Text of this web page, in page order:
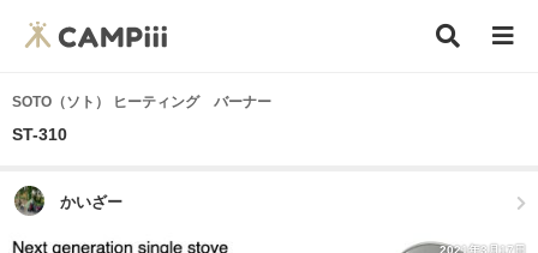
SOTO（ソト） ヒーティング バーナー
ST-310
かいざー
2021年3月17日